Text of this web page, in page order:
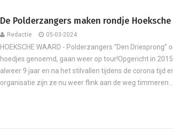
De Polderzangers maken rondje Hoeksche
Redactie 05-03-2024
HOEKSCHE WAARD - Polderzangers “Den
hoedjes genoemd, gaan weer op tour!Opgericht in
alweer 9 jaar en na het stilvallen tijdens de corona tijd
organisatie zijn ze nu weer flink aan de weg timmeren....